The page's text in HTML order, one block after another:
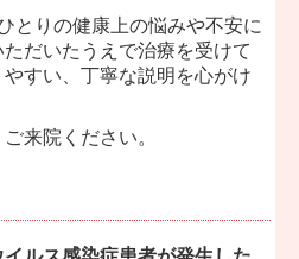
とりの健康上の悩みや不安に
だいたうえで治療を受けて
すい、丁寧な説明を心がけ
来院ください。